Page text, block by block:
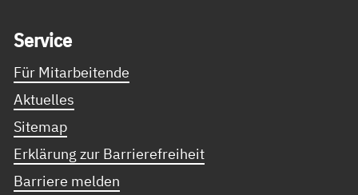
Ser­vice
Für Mitarbeitende
Aktuelles
Sitemap
Erklärung zur Barrierefreiheit
Barriere melden